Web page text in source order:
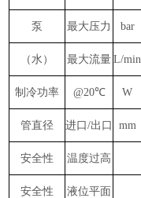
泵 最大压力 bar
（水） 最大流量 L/min
制冷功率 @20℃ W
管直径 进口/出口 mm
安全性 温度过高
安全性 液位平面